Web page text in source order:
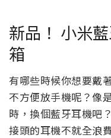
新品！ 小米
箱
有哪些時候你想要戴
不方便放手機呢？像
時，換個藍牙耳機吧
接頭的耳機不就全浪